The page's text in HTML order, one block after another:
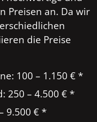
Preisen an. Da wir
die Preise
100 – 1.150 € *
250 – 4.500 € *
9.500 € *